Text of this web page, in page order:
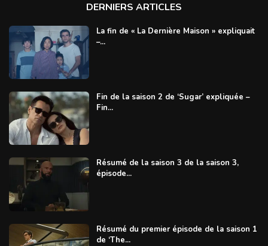
DERNIERS ARTICLES
La fin de « La Dernière Maison » expliquait
–...
Fin de la saison 2 de ‘Sugar’ expliquée –
Fin...
Résumé de la saison 3 de la saison 3,
épisode...
Résumé du premier épisode de la saison 1
de ‘The...